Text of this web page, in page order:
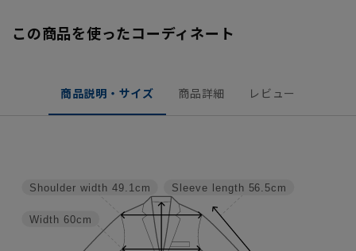
この商品を使ったコーディネート
商品説明・サイズ 商品詳細 レビュー
Sleeve length 56.5cm
Width 60cm
Shoulder width 49.1cm